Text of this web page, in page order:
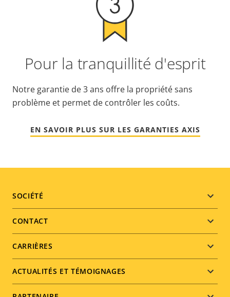
Pour la tranquillité d'esprit
Notre garantie de 3 ans offre la propriété sans
problème et permet de contrôler les coûts.
EN SAVOIR PLUS SUR LES GARANTIES AXIS
Footer
menu
SOCIÉTÉ
CONTACT
CARRIÈRES
ACTUALITÉS ET TÉMOIGNAGES